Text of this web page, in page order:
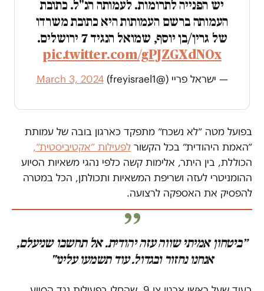
יש הפנייה לתרומות. לעמותה הנ"ל. כתובת
העמותה ברשם העמותות היא כתובת משרדו
של גרין/בן יוסף, שמואל הנגיד 7 ירושלים.
pic.twitter.com/gPJZGXdNOx
— ישראל פריי (@freyisrael1) March 3, 2024
בפועל מטה ״לא נשכח״ מתפקד כארגון בובה של עמותת
״האמת היהודית״ בכל הקשור לפעילות ״אקטיביסטית״,
הכוללת, בין היתר, אלימות קשה כלפי נהגי משאיות הסיוע
ההומניטרי לעזה ושריפת המשאיות ותכולתן, הכל במטרה
להפסיק את האספקה לרצועה.
״ביטחון אמיתי שווה עזה יהודית. אל תחשבו שניעלם,
אנחנו נחזור ובגדול. עוד תשמעו עלינו"